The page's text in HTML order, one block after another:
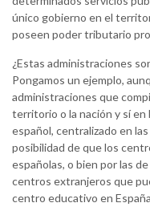
único gobierno en el
poseen poder tributario
¿Estas administraciones
Pongamos un ejemplo,
administraciones que
territorio o la nación y sí en
español, centralizado en
posibilidad de que los
españolas, o bien por las
centros extranjeros que
centro educativo en